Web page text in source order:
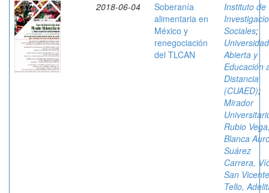
2018-06-04
Soberanía
alimentaria en
México y
renegociación
del TLCAN
Instituto de
Sociales;
Universidad
Abierta y
Educación
Distancia
(CUAED);
Mirador
Rubio
Blanca
Suárez
Carrera,
San Vicente
Tello,